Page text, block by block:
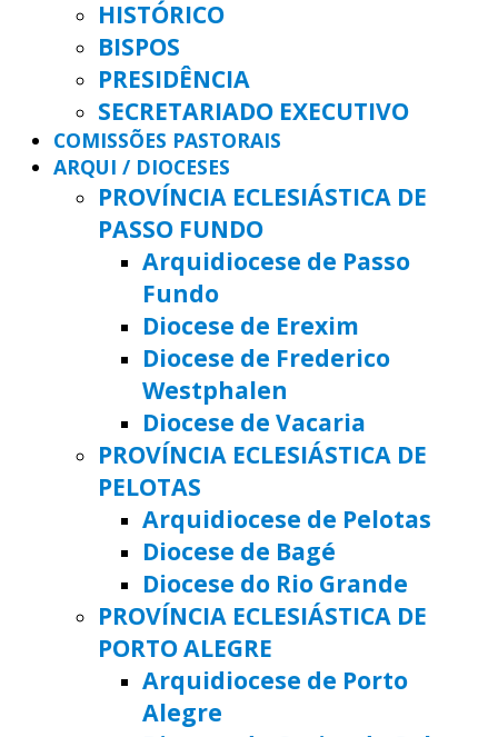
HISTÓRICO
BISPOS
PRESIDÊNCIA
SECRETARIADO EXECUTIVO
COMISSÕES PASTORAIS
ARQUI / DIOCESES
PROVÍNCIA ECLESIÁSTICA DE
PASSO FUNDO
Arquidiocese de Passo
Fundo
Diocese de Erexim
Diocese de Frederico
Westphalen
Diocese de Vacaria
PROVÍNCIA ECLESIÁSTICA DE
PELOTAS
Arquidiocese de Pelotas
Diocese de Bagé
Diocese do Rio Grande
PROVÍNCIA ECLESIÁSTICA DE
PORTO ALEGRE
Arquidiocese de Porto
Alegre